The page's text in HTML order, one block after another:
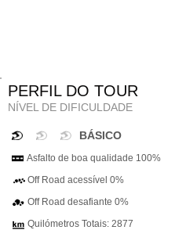
PERFIL DO TOUR
NÍVEL DE DIFICULDADE
BÁSICO
Asfalto de boa qualidade 100%
Off Road acessível 0%
Off Road desafiante 0%
Quilómetros Totais: 2877